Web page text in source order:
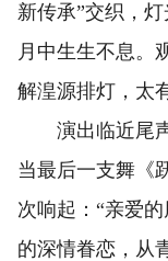
新传承”交织，
月中生生不息。
解湟源排灯，太
演出临近尾声
当最后一支舞《
次响起：“亲爱
的深情眷恋，从